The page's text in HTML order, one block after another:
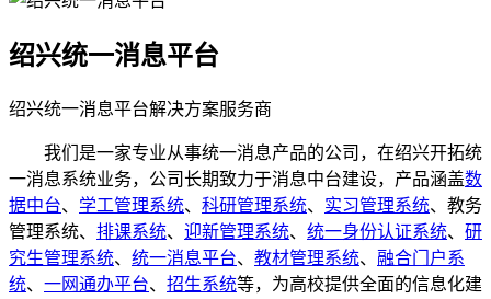
绍兴统一消息平台
绍兴统一消息平台解决方案服务商
我们是一家专业从事统一消息产品的公司，在绍兴开拓统
一消息系统业务，公司长期致力于消息中台建设，产品涵盖数
据中台、 学工管理系统、 科研管理系统、 实习管理系统、教务
管理系统、 排课系统、 迎新管理系统、 统一身份认证系统、 研
究生管理系统、 统一消息平台、 教材管理系统、 融合门户系
统、 一网通办平台、 招生系统等，为高校提供全面的信息化建